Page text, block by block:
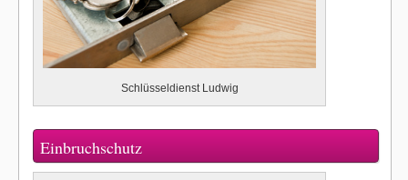
Schlüsseldienst Ludwig
Einbruchschutz